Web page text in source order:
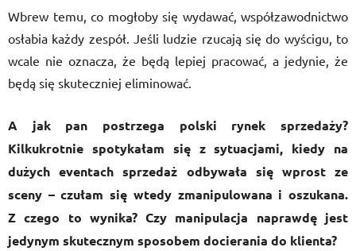
Wbrew temu, co mogłoby się wydawać, współzawodnictwo
osłabia każdy zespół. Jeśli ludzie rzucają się do wyścigu, to
wcale nie oznacza, że będą lepiej pracować, a jedynie, że
będą się skuteczniej eliminować.
A jak pan postrzega polski rynek sprzedaży?
Kilkukrotnie spotykałam się z sytuacjami, kiedy na
dużych eventach sprzedaż odbywała się wprost ze
sceny – czułam się wtedy zmanipulowana i oszukana.
Z czego to wynika? Czy manipulacja naprawdę jest
jedynym skutecznym sposobem docierania do klienta?